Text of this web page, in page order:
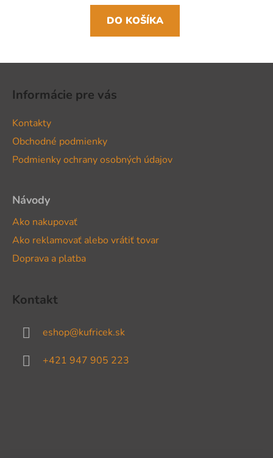
DO KOŠÍKA
Informácie pre vás
Kontakty
Obchodné podmienky
Podmienky ochrany osobných údajov
Návody
Ako nakupovať
Ako reklamovať alebo vrátiť tovar
Doprava a platba
Kontakt
eshop@kufricek.sk
+421 947 905 223